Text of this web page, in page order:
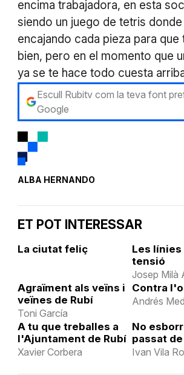
encima trabajadora, en esta
siendo un juego de tetris
encajando cada pieza para que
bien, pero en el momento que
ya se te hace todo cuesta
Escull Rubitv com la teva font
Google
ALBA HERNANDO
ET POT INTERESSAR
La ciutat feliç
Les
tensió
Josep Milà
Agraïment als veïns i
veïnes de Rubí
Toni García
Contra
Andrés
A tu que treballes a
l'Ajuntament de Rubí
Xavier Corbera
No
passat de
Ivan Vila